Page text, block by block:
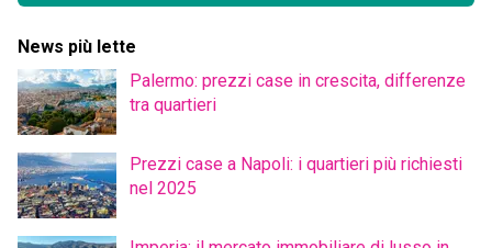
News più lette
Palermo: prezzi case in crescita, differenze
tra quartieri
Prezzi case a Napoli: i quartieri più richiesti
nel 2025